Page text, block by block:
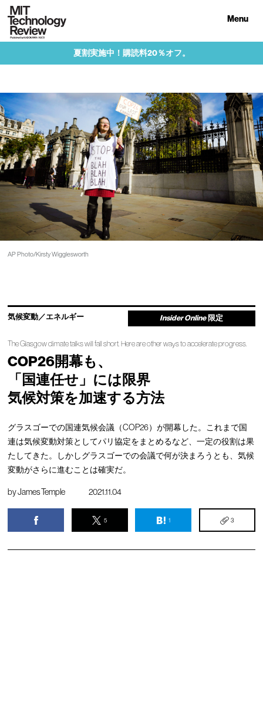
Menu
夏割実施中！購読料20％オフ。
AP Photo/Kirsty Wigglesworth
気候変動／エネルギー Insider Online 限定
The Glasgow climate talks will fall short. Here are other ways to accelerate progress.
COP26開幕も、
「国連任せ」には限界
気候対策を加速する方法
グラスゴーでの国連気候会議（COP26）が開幕した。これまで国
連は気候変動対策としてパリ協定をまとめるなど、一定の役割は果
たしてきた。しかしグラスゴーでの会議で何が決まろうとも、気候
変動がさらに進むことは確実だ。
byJames Temple 2021.11.04
5 1 3